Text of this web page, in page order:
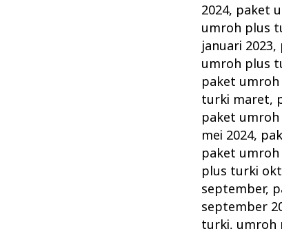
2024, paket
umroh plus
januari 2023,
umroh plus
paket
turki maret,
paket
mei 2024,
paket
plus turki
september,
september